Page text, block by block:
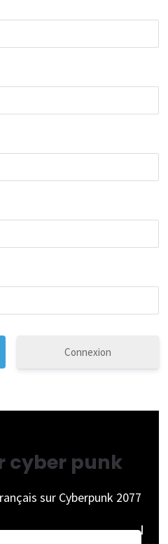
Connexion
cyber punk
sur Cyberpunk 2077